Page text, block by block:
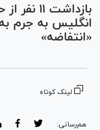
بازداشت
انگلیس به جرم
«انتفاضه»
لینک کوتاه
هم‌رسانی: